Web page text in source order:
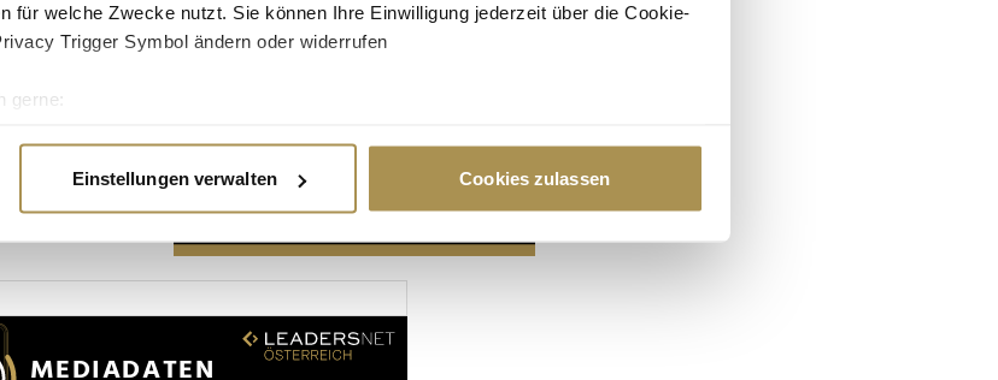
für welche Zwecke nutzt. Sie können Ihre Einwilligung jederzeit über die Cookie-
Trigger Symbol ändern oder widerrufen
gerne:
Daten verarbeitet werden, und legen Sie Ihre Präferenzen im
zu personalisieren, Funktionen für soziale Medien anbieten zu können
Werbung und Analysen weiter. Unsere Partner führen diese Informationen
die Sie ihnen bereitgestellt haben oder die sie im Rahmen Ihrer Nutzung
Einstellungen verwalten Cookies zulassen